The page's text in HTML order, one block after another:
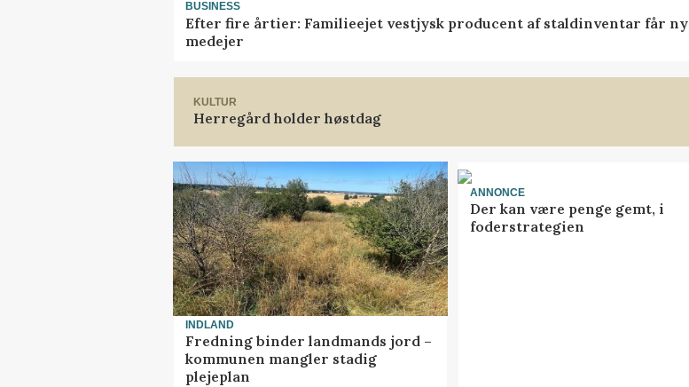
BUSINESS
Efter fire årtier: Familieejet vestjysk producent af staldinventar får ny
medejer
KULTUR
Herregård holder høstdag
INDLAND
Fredning binder landmands jord –
kommunen mangler stadig
plejeplan
ANNONCE
Der kan være penge gemt, i
foderstrategien